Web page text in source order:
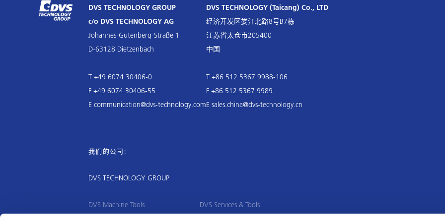
DVS TECHNOLOGY GROUP
c/o DVS TECHNOLOGY AG
Johannes-Gutenberg-Straße 1
D-63128 Dietzenbach
T +49 6074 30406-0
F +49 6074 30406-55
E communication@dvs-technology.com
DVS TECHNOLOGY (Taicang) Co., LTD
经济开发区娄江北路8号B7栋
江苏省太仓市205400
中国
T +86 512 5367 9988-106
F +86 512 5367 9989
E sales.china@dvs-technology.cn
我们的公司:
DVS TECHNOLOGY GROUP
DVS Machine Tools
DVS Services & Tools